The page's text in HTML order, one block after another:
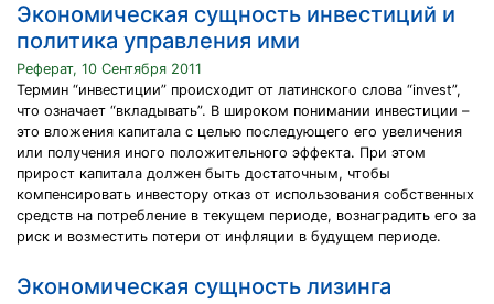
Экономическая сущность инвестиций и
политика управления ими
Реферат, 10 Сентября 2011
Термин “инвестиции” происходит от латинского слова “invest”,
что означает “вкладывать”. В широком понимании инвестиции –
это вложения капитала с целью последующего его увеличения
или получения иного положительного эффекта. При этом
прирост капитала должен быть достаточным, чтобы
компенсировать инвестору отказ от использования собственных
средств на потребление в текущем периоде, вознаградить его за
риск и возместить потери от инфляции в будущем периоде.
Экономическая сущность лизинга